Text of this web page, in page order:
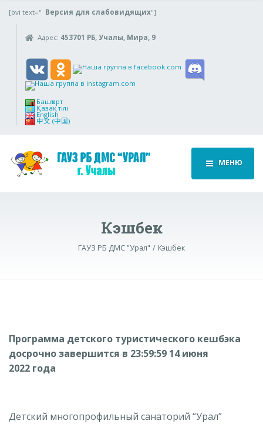
[bvi text=" Версия для слабовидящих"]
Адрес: 453701 РБ, Учалы, Мира, 9
Башҡорт
Қазақ тілі
English
中文 (中国)
МЕНЮ
Кэшбек
ГАУЗ РБ ДМС "Урал" Кэшбек
Программа детского туристического кешбэка
досрочно завершится в 23:59:59 14 июня
2022 года
Детский многопрофильный санаторий “Урал”